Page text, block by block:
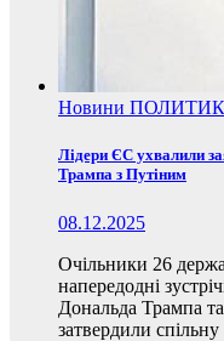
Новини
Лідери ЄС ухвалили
Трампа з Путіним
08.12.2025
Очільники 26
напередодні
Дональда Трампа
затвердили